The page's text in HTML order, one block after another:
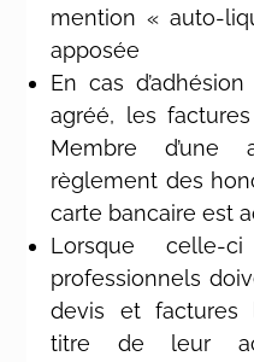
mention « auto-
apposée
En cas
agréé, les
Membre d’une
règlement des
carte bancaire est
Lorsque celle-
professionnels
devis et factures
titre de leur